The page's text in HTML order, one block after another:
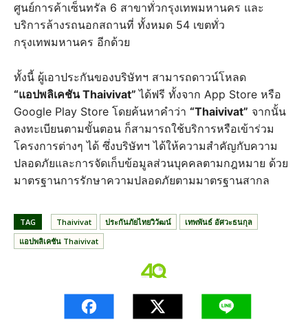
ศูนย์การค้าเซ็นทรัล 6 สาขาทั่วกรุงเทพมหานคร และ
บริการล้างรถนอกสถานที่ ทั้งหมด 54 เขตทั่ว
กรุงเทพมหานคร อีกด้วย
ทั้งนี้ ผู้เอาประกันของบริษัทฯ สามารถดาวน์โหลด
“แอปพลิเคชัน Thaivivat”ได้ฟรี ทั้งจาก App Store หรือ
Google Play Store โดยค้นหาคำว่า “Thaivivat” จากนั้น
ลงทะเบียนตามขั้นตอน ก็สามารถใช้บริการหรือเข้าร่วม
โครงการต่างๆ ได้ ซึ่งบริษัทฯ ได้ให้ความสำคัญกับความ
ปลอดภัยและการจัดเก็บข้อมูลส่วนบุคคลตามกฎหมาย ด้วย
มาตรฐานการรักษาความปลอดภัยตามมาตรฐานสากล
TAG Thaivivat ประกันภัยไทยวิวัฒน์
เทพพันธ์ อัศวะธนกุล
แอปพลิเคชัน Thaivivat